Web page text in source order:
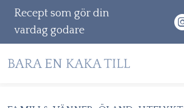
Recept som gör din
vardag godare
Gå